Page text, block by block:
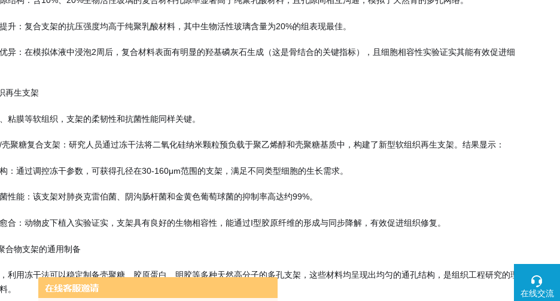
升：复合支架的抗压强度均高于纯聚乳酸材料，其中生物活性玻璃含量为20%的组表现最佳。
异：在模拟体液中浸泡2周后，复合材料表面有明显的羟基磷灰石生成（这是骨结合的关键指标），且细胞相容性实验证实其能有效促进细
再生支架
粘膜等软组织，支架的柔韧性和抗菌性能同样关键。
聚糖复合支架：研究人员通过冻干法将二氧化硅纳米颗粒预负载于聚乙烯醇和壳聚糖基质中，构建了新型软组织再生支架。结果显示：
：通过调控冻干参数，可获得孔径在30-160μm范围的支架，满足不同类型细胞的生长需求。
性能：该支架对肺炎克雷伯菌、阴沟肠杆菌和金黄色葡萄球菌的抑制率高达约99%。
合：动物皮下植入实验证实，支架具有良好的生物相容性，能通过I型胶原纤维的形成与同步降解，有效促进组织修复。
合物支架的通用制备
利用冻干法可以稳定制备壳聚糖、胶原蛋白、明胶等多种天然高分子的多孔支架，这些材料均呈现出均匀的通孔结构，是组织工程研究的理
。
在线交流